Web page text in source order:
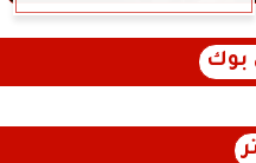
بوك